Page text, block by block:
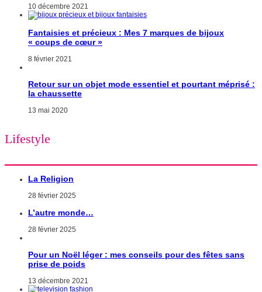
10 décembre 2021
Fantaisies et précieux : Mes 7 marques de bijoux
« coups de cœur »
8 février 2021
Retour sur un objet mode essentiel et pourtant méprisé :
la chaussette
13 mai 2020
Lifestyle
La Religion
28 février 2025
L’autre monde…
28 février 2025
Pour un Noël léger : mes conseils pour des fêtes sans
prise de poids
13 décembre 2021